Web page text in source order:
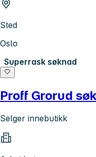
Sted
Oslo
Superrask søknad
Proff Grorud
Selger innebutikk